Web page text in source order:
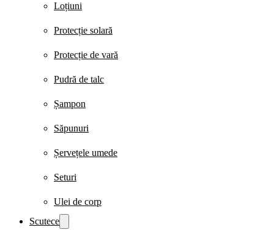
Loțiuni
Protecție solară
Protecție de vară
Pudră de talc
Șampon
Săpunuri
Șervețele umede
Seturi
Ulei de corp
Scutece